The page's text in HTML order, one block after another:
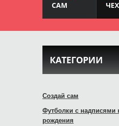
САМ
КАТЕГОРИИ
Создай сам
Футболки с надписями
рождения